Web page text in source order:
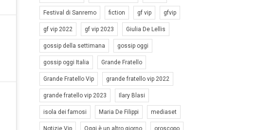
Festival di Sanremo fiction gf vip gfvip
gf vip 2022 gf vip 2023 Giulia De Lellis
gossip della settimana gossip oggi
gossip oggi Italia Grande Fratello
Grande Fratello Vip grande fratello vip 2022
grande fratello vip 2023 Ilary Blasi
isola dei famosi Maria De Filippi mediaset
Notizie Vip Oggi è un altro giorno oroscopo